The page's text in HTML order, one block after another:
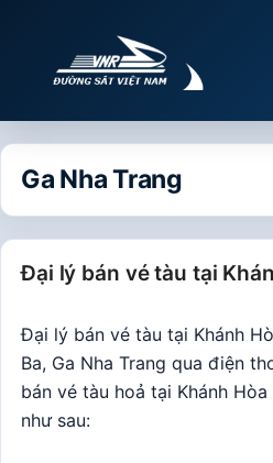
Ga Nha Trang
Đại lý bán vé tàu tại
Đại lý bán vé tàu tại Khánh
Ba, Ga Nha Trang qua điện
bán vé tàu hoả tại Khánh
như sau: